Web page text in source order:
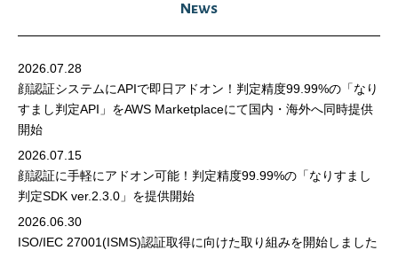
News
2026.07.28
顔認証システムにAPIで即日アドオン！判定精度99.99%の「なり
すまし判定API」をAWS Marketplaceにて国内・海外へ同時提供
開始
2026.07.15
顔認証に手軽にアドオン可能！判定精度99.99%の「なりすまし
判定SDK ver.2.3.0」を提供開始
2026.06.30
ISO/IEC 27001(ISMS)認証取得に向けた取り組みを開始しました